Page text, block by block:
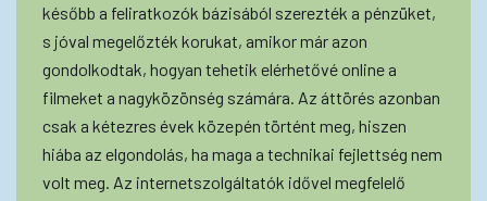
később a feliratkozók bázisából szerezték a pénzüket,
s jóval megelőzték korukat, amikor már azon
gondolkodtak, hogyan tehetik elérhetővé online a
filmeket a nagyközönség számára. Az áttörés azonban
csak a kétezres évek közepén történt meg, hiszen
hiába az elgondolás, ha maga a technikai fejlettség nem
volt meg. Az internetszolgáltatók idővel megfelelő